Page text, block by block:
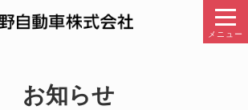
メニュー
お知らせ